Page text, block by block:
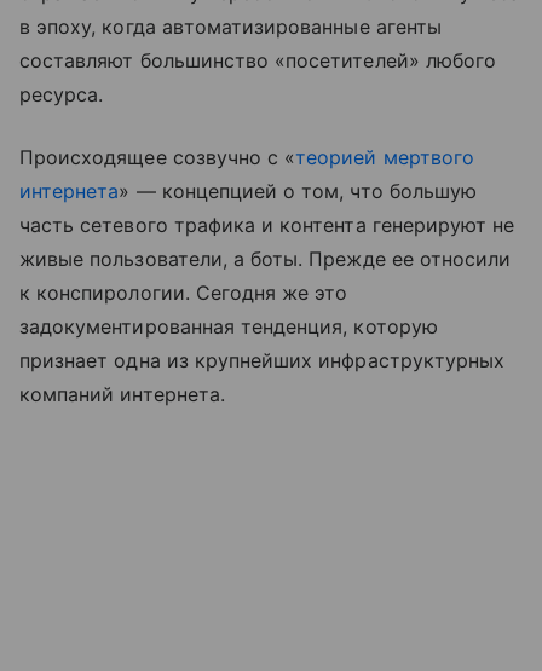
в эпоху, когда автоматизированные агенты
составляют большинство «посетителей» любого
ресурса.
Происходящее созвучно с «теорией мертвого
интернета» — концепцией о том, что большую
часть сетевого трафика и контента генерируют не
живые пользователи, а боты. Прежде ее относили
к конспирологии. Сегодня же это
задокументированная тенденция, которую
признает одна из крупнейших инфраструктурных
компаний интернета.